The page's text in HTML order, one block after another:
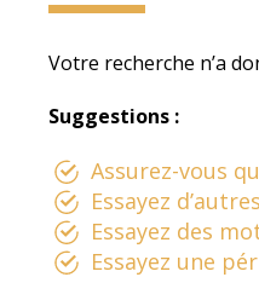
Votre recherche n’a
Suggestions :
Assurez-vous
Essayez
Essayez des
Essayez une